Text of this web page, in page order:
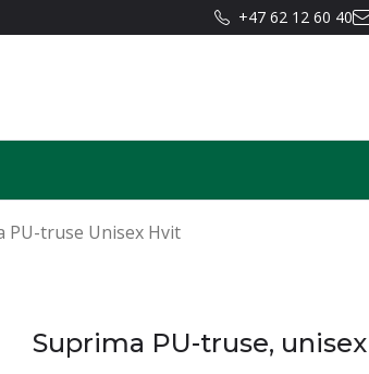
+47 62 12 60 40
PU-truse Unisex Hvit
Suprima PU-truse,